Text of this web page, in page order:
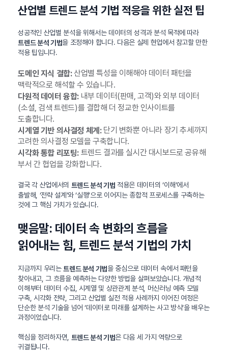
산업별 트렌드 분석 기법 적응을 위한 실전 팁
성공적인 산업별 분석을 위해서는 데이터의 성격과 분석 목적에 따라
트렌드 분석 기법을 조정해야 합니다. 다음은 실제 현업에서 참고할 만한
적용 팁입니다.
도메인 지식 결합:산업별 특성을 이해해야 데이터 패턴을
맥락적으로 해석할 수 있습니다.
다원적 데이터 융합:내부 데이터(판매, 고객)와 외부 데이터
(소셜, 검색 트렌드)를 결합해 더 정교한 인사이트를
도출합니다.
시계열 기반 의사결정 체계:단기 변화뿐 아니라 장기 추세까지
고려한 의사결정 모델을 구축합니다.
시각화 통합 리포팅:트렌드 결과를 실시간 대시보드로 공유해
부서 간 협업을 강화합니다.
결국 각 산업에서의 트렌드 분석 기법 적용은 데이터의 ‘이해’에서
출발해, ‘전략 설계’와 ‘실행’으로 이어지는 종합적 프로세스를 구축하는
것에 그 핵심 가치가 있습니다.
맺음말: 데이터 속 변화의 흐름을
읽어내는 힘, 트렌드 분석 기법의 가치
지금까지 우리는 트렌드 분석 기법을 중심으로 데이터 속에서 패턴을
찾아내고, 그 흐름을 예측하는 다양한 방법을 살펴보았습니다. 개념적
이해부터 데이터 수집, 시계열 및 상관관계 분석, 머신러닝 예측 모델
구축, 시각화 전략, 그리고 산업별 실전 적용 사례까지 이어진 여정은
단순한 분석 기술을 넘어 ‘데이터로 미래를 설계하는 사고 방식’을 배우는
과정이었습니다.
핵심을 정리하자면, 트렌드 분석 기법은 다음 세 가지 역량으로
귀결됩니다.